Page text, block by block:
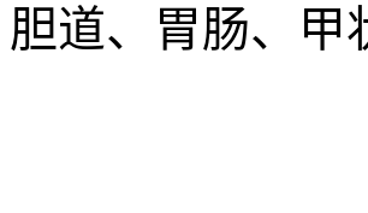
道、胃肠、甲